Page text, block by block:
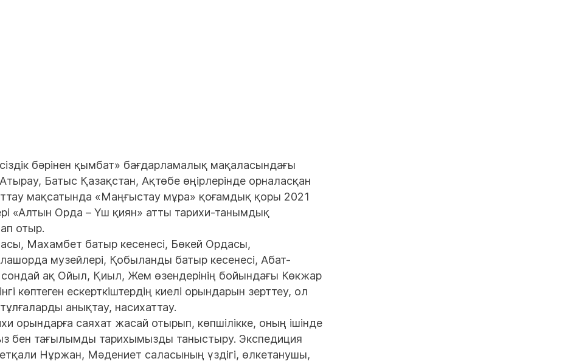
бәрінен қымбат» бағдарламалық мақаласындағы
Батыс Қазақстан, Ақтөбе өңірлерінде орналасқан
мақсатында «Маңғыстау мұра» қоғамдық қоры 2021
«Алтын Орда – Үш қиян» атты тарихи-танымдық
отыр.
Махамбет батыр кесенесі, Бөкей Ордасы,
музейлері, Қобыланды батыр кесенесі, Абат-
сондай ақ Ойыл, Қиыл, Жем өзендерінің бойындағы Көкжар
көптеген ескерткіштердің киелі орындарын зерттеу, ол
анықтау, насихаттау.
орындарға саяхат жасай отырып, көпшілікке, оның ішінде
бен тағылымды тарихымызды таныстыру. Экспедиция
Нұржан, Мәдениет саласының үздігі, өлкетанушы,